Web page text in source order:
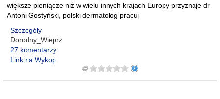
większe pieniądze niż w wielu innych krajach Europy przyznaje dr
Antoni Gostyński, polski dermatolog pracuj
Szczegóły
Dorodny_Wieprz
27 komentarzy
Link na Wykop